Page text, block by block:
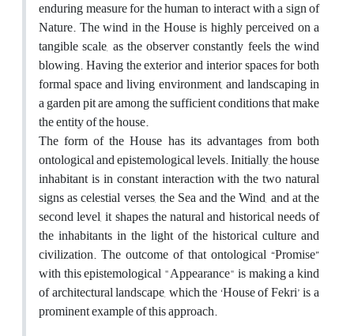
enduring measure for the human to interact with a sign of
Nature. The wind in the House is highly perceived on a
tangible scale, as the observer constantly feels the wind
blowing. Having the exterior and interior spaces for both
formal space and living environment, and landscaping in
a garden pit are among the sufficient conditions that make
the entity of the house.
The form of the House has its advantages from both
ontological and epistemological levels. Initially, the house
inhabitant is in constant interaction with the two natural
signs as celestial verses, the Sea and the Wind, and at the
second level, it shapes the natural and historical needs of
the inhabitants in the light of the historical culture and
civilization. The outcome of that ontological “Promise”
with this epistemological "Appearance" is making a kind
of architectural landscape, which the ‘House of Fekri’ is a
prominent example of this approach.